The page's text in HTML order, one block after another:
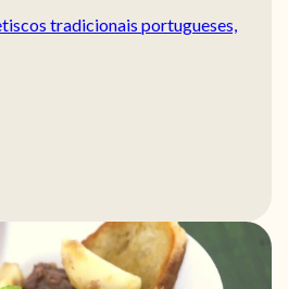
tradicionais portugueses,